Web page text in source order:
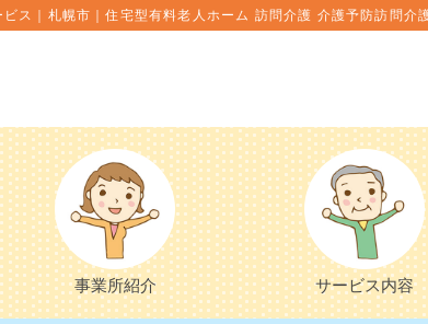
ス｜札幌市｜住宅型有料老人ホーム 訪問介護 介護予防訪問
事業所紹介 サービス内容